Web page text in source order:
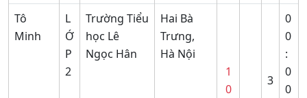
Tô
Minh
L
Ớ
P
2
Trường Tiểu
học Lê
Ngọc Hân
Hai Bà
Trưng,
Hà Nội
1
0
3
0
0
:
0
0